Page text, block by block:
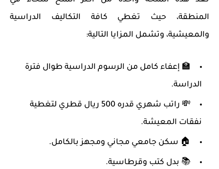
المنطقة، حيث تغطي كافة التكاليف الدراسية
والمعيشية، وتشمل المزايا التالية:
🏫 إعفاء كامل من الرسوم الدراسية طوال فترة
الدراسة.
💸 راتب شهري
قدره 500 ريال قطري لتغطية
نفقات المعيشة.
🏠 سكن جامعي مجاني ومجهز بالكامل.
📚 بدل كتب وقرطاسية.